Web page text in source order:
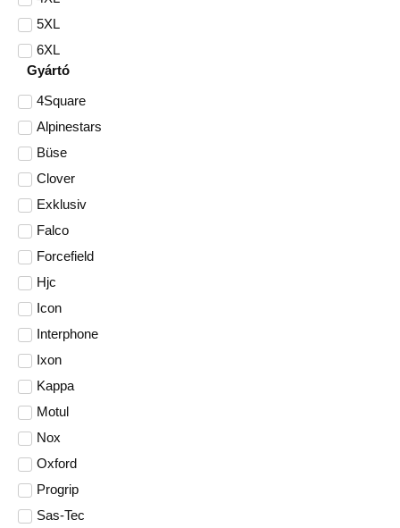
5XL
6XL
Gyártó
4Square
Alpinestars
Büse
Clover
Exklusiv
Falco
Forcefield
Hjc
Icon
Interphone
Ixon
Kappa
Motul
Nox
Oxford
Progrip
Sas-Tec